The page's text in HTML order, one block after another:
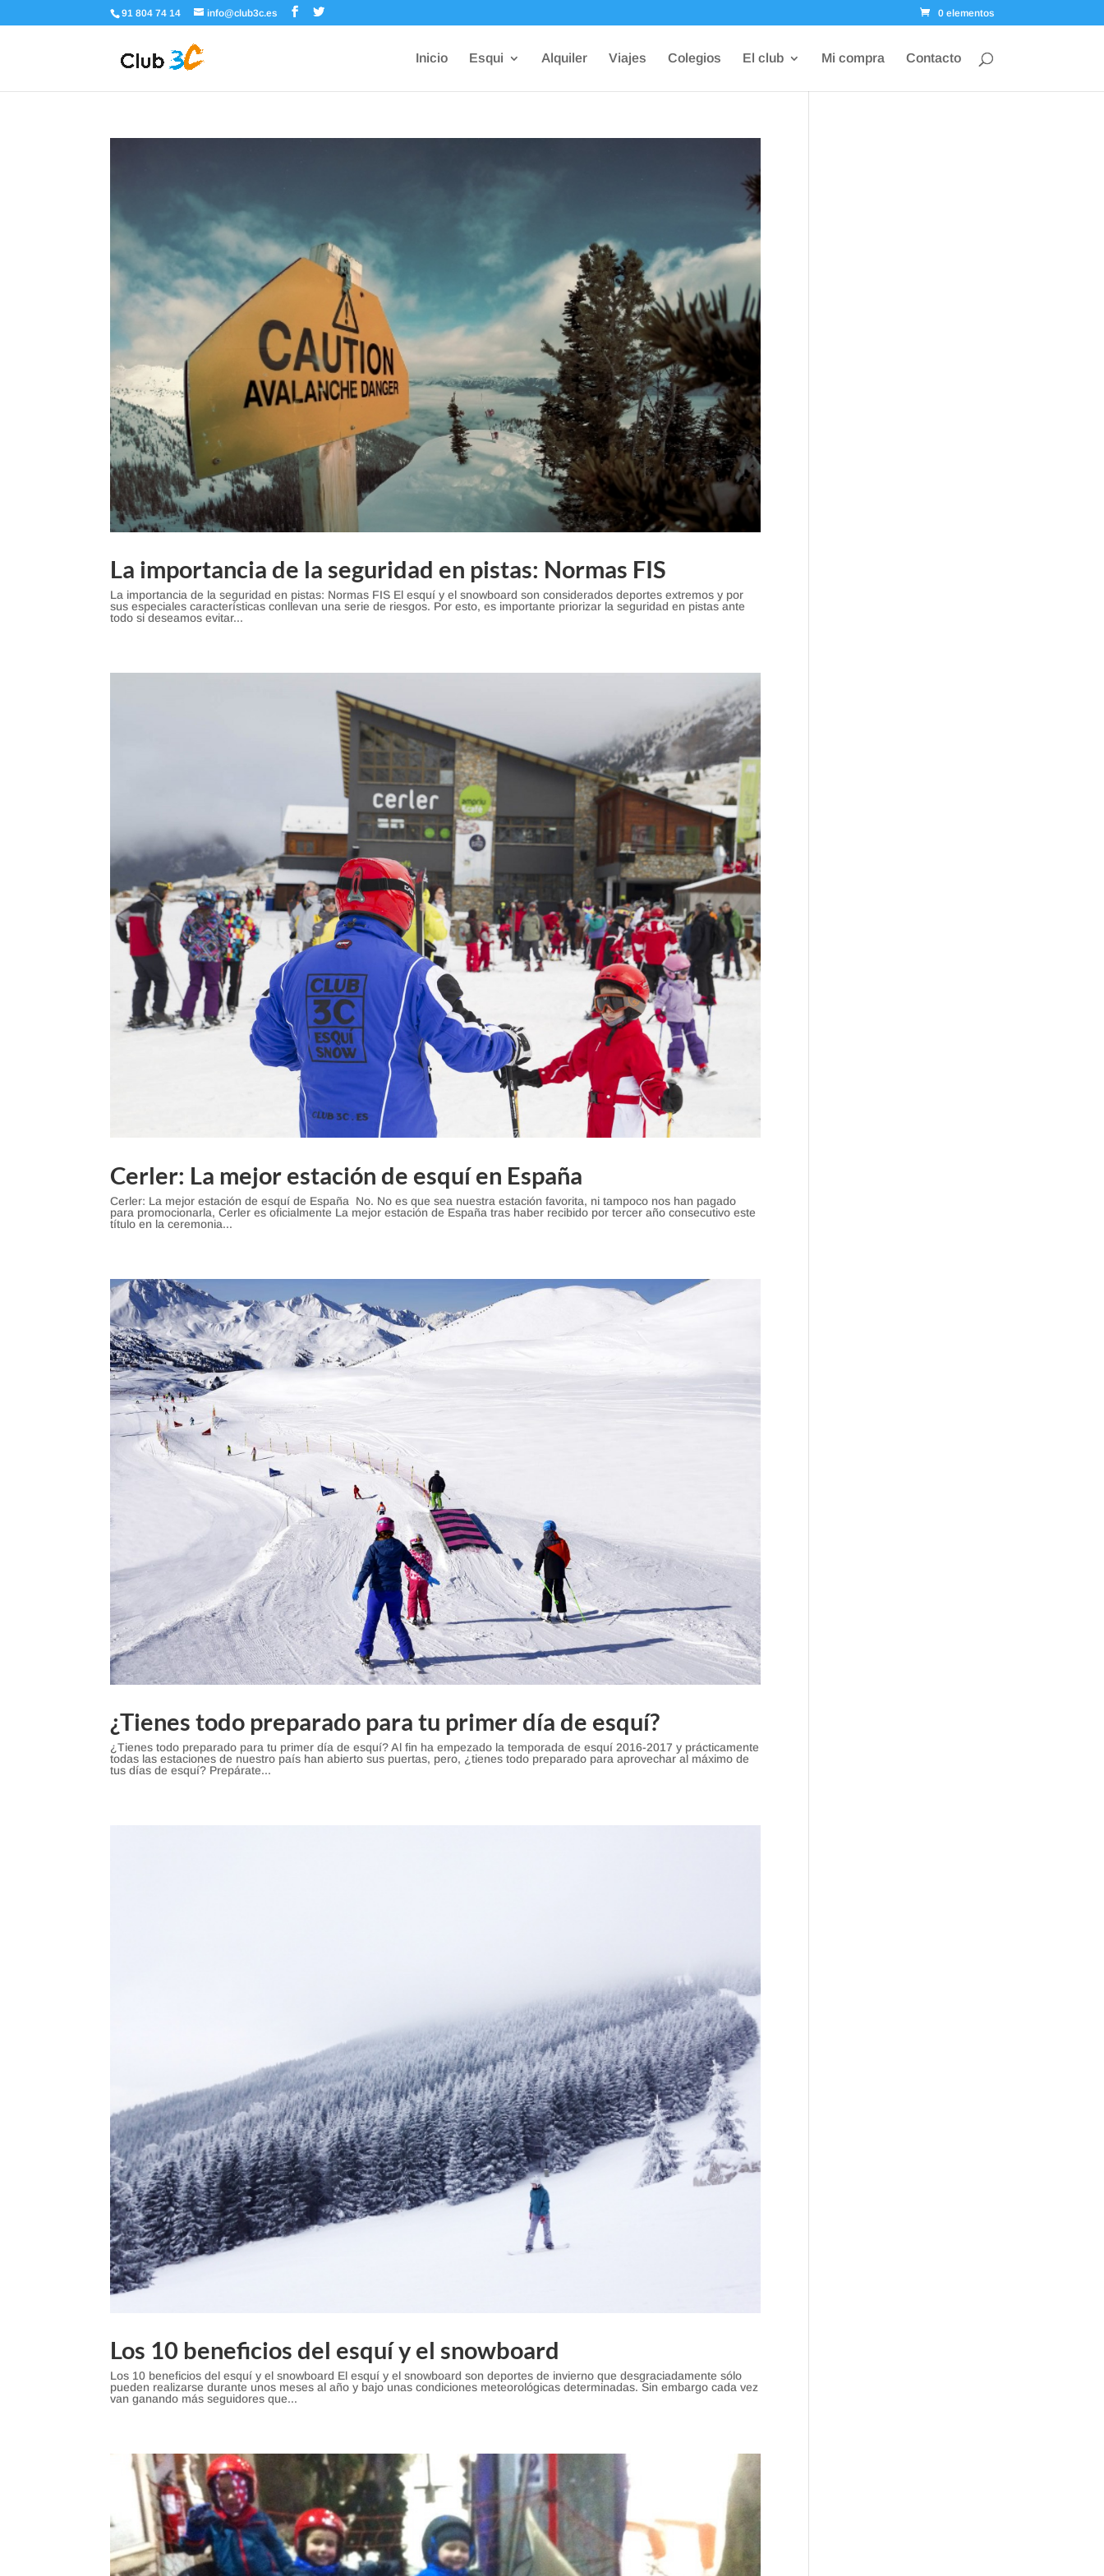
91 804 74 14 info@club3c.es 0 elementos
Inicio Esqui Alquiler Viajes Colegios El club Mi compra Contacto
La importancia de la seguridad en pistas: Normas FIS
La importancia de la seguridad en pistas: Normas FIS El esquí y el snowboard son considerados deportes extremos y por
sus especiales características conllevan una serie de riesgos. Por esto, es importante priorizar la seguridad en pistas ante
todo si deseamos evitar...
Cerler: La mejor estación de esquí en España
Cerler: La mejor estación de esquí de España No. No es que sea nuestra estación favorita, ni tampoco nos han pagado
para promocionarla, Cerler es oficialmente La mejor estación de España tras haber recibido por tercer año consecutivo este
título en la ceremonia...
¿Tienes todo preparado para tu primer día de esquí?
¿Tienes todo preparado para tu primer día de esquí? Al fin ha empezado la temporada de esquí 2016-2017 y prácticamente
todas las estaciones de nuestro país han abierto sus puertas, pero, ¿tienes todo preparado para aprovechar al máximo de
tus días de esquí? Prepárate...
Los 10 beneficios del esquí y el snowboard
Los 10 beneficios del esquí y el snowboard El esquí y el snowboard son deportes de invierno que desgraciadamente sólo
pueden realizarse durante unos meses al año y bajo unas condiciones meteorológicas determinadas. Sin embargo cada vez
van ganando más seguidores que...